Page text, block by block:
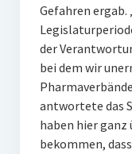
Gefahren
der
bei dem wir
antwortete das
haben hier ganz
bekommen,